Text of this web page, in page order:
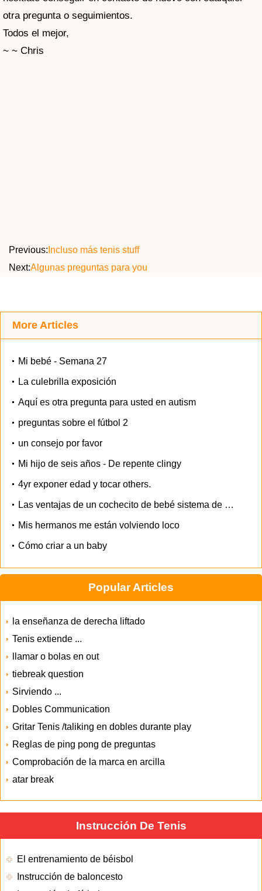
otra pregunta o seguimientos.
Todos el mejor,
~ ~ Chris
Previous: Incluso más tenis stuff
Next:Algunas preguntas para you
More Articles
Mi bebé - Semana 27
La culebrilla exposición
Aquí es otra pregunta para usted en autism
preguntas sobre el fútbol 2
un consejo por favor
Mi hijo de seis años - De repente clingy
4yr exponer edad y tocar others.
Las ventajas de un cochecito de bebé sistema de viaje
Mis hermanos me están volviendo loco
Cómo criar a un baby
Popular Articles
la enseñanza de derecha liftado
Tenis extiende ...
llamar o bolas en out
tiebreak question
Sirviendo ...
Dobles Communication
Gritar Tenis /taliking en dobles durante play
Reglas de ping pong de preguntas
Comprobación de la marca en arcilla
atar break
Instrucción De Tenis
El entrenamiento de béisbol
Instrucción de baloncesto